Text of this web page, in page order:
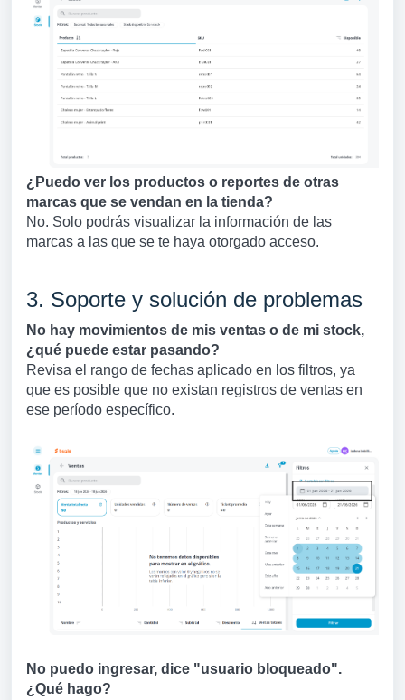
¿Puedo ver los productos o reportes de otras
marcas que se vendan en la tienda?
No. Solo podrás visualizar la información de las
marcas a las que se te haya otorgado acceso.
3. Soporte y solución de problemas
No hay movimientos de mis ventas o de mi stock,
¿qué puede estar pasando?
Revisa el rango de fechas aplicado en los filtros, ya
que es posible que no existan registros de ventas en
ese período específico.
No puedo ingresar, dice "usuario bloqueado".
¿Qué hago?